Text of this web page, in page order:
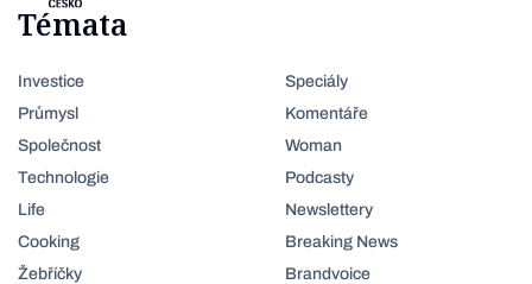
Témata
Investice
Průmysl
Společnost
Technologie
Life
Cooking
Žebříčky
Speciály
Komentáře
Woman
Podcasty
Newslettery
Breaking News
Brandvoice